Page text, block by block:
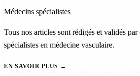
Médecins spécialistes
Tous nos articles sont rédigés et validés par
spécialistes en médecine vasculaire.
EN SAVOIR PLUS